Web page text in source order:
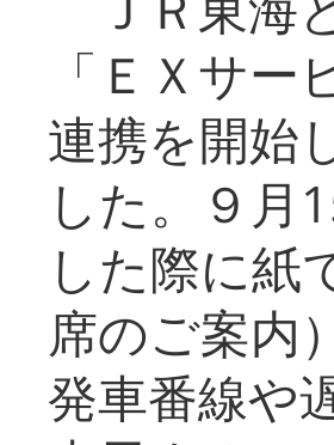
「ＥＸサ
連携を開始
した。９月
した際に紙
席のご案内
発車番線や